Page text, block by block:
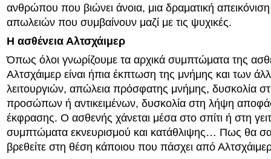
ανθρώπου που βιώνει άνοια, μια δραματική
απωλειών που συμβαίνουν μαζί με τις ψυχικές.
Η ασθένεια Αλτσχάιμερ
Όπως όλοι γνωρίζουμε τα αρχικά συμπτώματα της
Αλτσχάιμερ είναι ήπια έκπτωση της μνήμης και των
λειτουργιών, απώλεια πρόσφατης μνήμης, δυσκολία
προσώπων ή αντικειμένων, δυσκολία στη λήψη
έκφρασης. Ο ασθενής χάνεται μέσα στο σπίτι ή στη
συμπτώματα εκνευρισμού και κατάθλιψης… Πως θα
βρεθείτε στη θέση κάποιου που πάσχει από